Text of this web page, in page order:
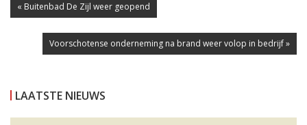
« Buitenbad De Zijl weer geopend
Voorschotense onderneming na brand weer volop in bedrijf »
LAATSTE NIEUWS